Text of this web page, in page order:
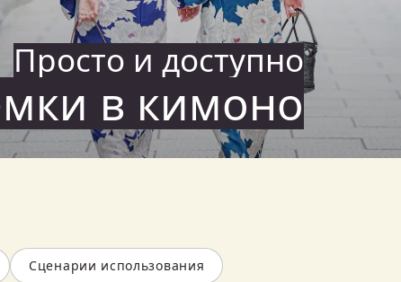
Просто и доступно
в кимоно
Сценарии использования